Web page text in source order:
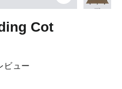
Cot
ビュー